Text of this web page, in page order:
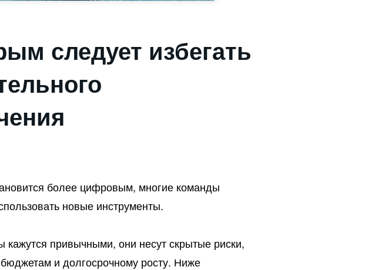
следует избегать
более цифровым, многие команды
новые инструменты.
привычными, они несут скрытые риски,
и долгосрочному росту. Ниже